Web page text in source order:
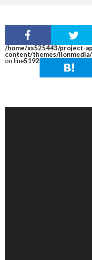
/home/xs525443/project-
content/themes/
on line5192